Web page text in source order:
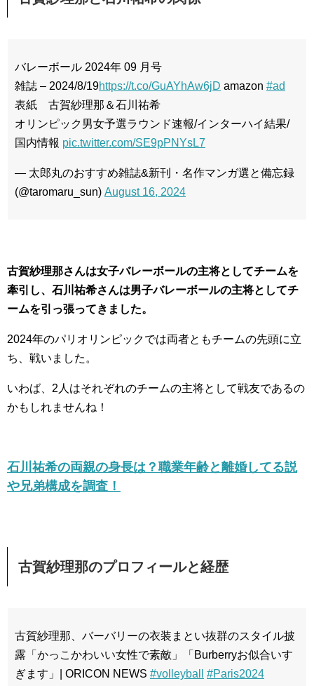
バレーボール 2024年 09 月号
雑誌 – 2024/8/19https://t.co/GuAYhAw6jD amazon #ad
表紙 古賀紗理那＆石川祐希
オリンピック男女予選ラウンド速報/インターハイ結果/
国内情報 pic.twitter.com/SE9pPNYsL7
— 太郎丸のおすすめ雑誌&新刊・名作マンガ選と備忘録
(@taromaru_sun) August 16, 2024
古賀紗理那さんは女子バレーボールの主将としてチームを
牽引し、石川祐希さんは男子バレーボールの主将としてチ
ームを引っ張ってきました。
2024年のパリオリンピックでは両者ともチームの先頭に立
ち、戦いました。
いわば、2人はそれぞれのチームの主将として戦友であるの
かもしれませんね！
石川祐希の両親の身長は？職業年齢と離婚してる説
や兄弟構成を調査！
古賀紗理那のプロフィールと経歴
古賀紗理那、バーバリーの衣装まとい抜群のスタイル披
露「かっこかわいい女性で素敵」「Burberryお似合いす
ぎます」| ORICON NEWS #volleyball
#Paris2024